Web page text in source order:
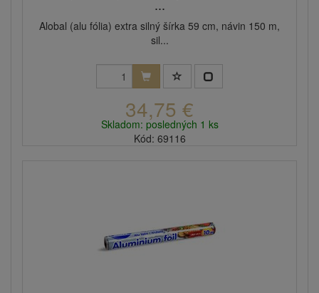
...
Alobal (alu fólia) extra silný šírka 59 cm, návin 150 m,
sil...
34,75 €
Skladom: posledných 1 ks
Kód: 69116